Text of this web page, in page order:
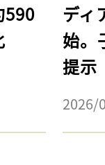
590
ディ
始。
提示
2026/
入りに